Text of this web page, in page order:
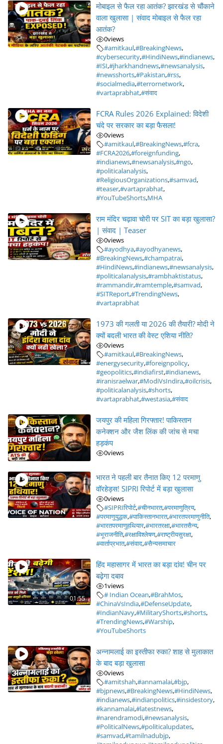
मोबाइल से फैल रहा आतंक? झारखंड से चौंकाने
वाला खुलासा | संवाद मोबाइल से फैल रहा
आतंक?
0views
#amitkaul,#BreakingNews,
#cybersecurity,#HindiNews,#indianews,
#ISI,#jharkhandnews,#newsanalysis,
#newsshorts,#Pakistan,#rss,
#socialmedia,#terrornetwork,
#vartaprabhat,#संवाद
FCRA Rules 2026 Explained: विदेशी
चंदे पर सरकार का बड़ा फैसला!
0views
#amitkaul,#BreakingNews,#fcra,
#FCRA2026,#foreignfunding,
#indianews,#newsanalysis,#ngo,
#politicalanalysis,
#ReligiousOrganizations,#samvad,
#teaser,#vartaprabhat,
#YouTubeShorts,MHA
राम मंदिर चढ़ावा चोरी पर SIT का बड़ा खुलासा?
| संवाद | Teaser
0views
#ayodhya,#ayodhyanews,
#BreakingNews,#champatrai,
#HindiNews,#indianews,#newsanalysis,
#politicalanalysis,#rambhaktistatus,
#rammandir,#ramtemple,#samvad,
#SITReport,#TrendingNews,
#vartaprabhat
1973 की गलती या 2026 की तैयारी? मोदी ने
क्यों बदली भारत की वेस्ट एशिया नीति?
0views
#amitkaul,#BreakingNews,
#energysecurity,#foreignpolicy,
#geopolitics,#indiafirst,#indianews,
#iranisraelwar,#ModiVsIndira,#oilcrisis,
#politicalanalysis,#shorts,
#vartaprabhat,#westasia,#संवाद
जयपुर की महिला गिरफ्तार! पाकिस्तान
कनेक्शन और जैश लिंक की जांच से मचा
हड़कंप
0views
भारत ने पहली बार तैनात किए 12 परमाणु
वॉरहेड्स! SIPRI रिपोर्ट में बड़ा खुलासा
0views
#SIPRIरिपोर्ट,#चीनभारत,#परमाणुत्रिय,
#परमाणुयुद्धक,#पाकिस्तानभारत,#भारतपरमाणुनीति,
#भारतपरमाणुहथियार,#भारतरक्षा,#भारतसैन्य,
#भूराजनीति,#रक्षाविश्लेषण,#राष्ट्रीयसुरक्षा,
#वार्ताप्रभात,#संवाद,#सैन्यसमाचार
01:55
हिंद महासागर में भारत का बड़ा दांव! चीन पर
बढ़ेगा दबाव
1views
# Indian Ocean,#BrahMos,
#ChinaVsIndia,#DefenseUpdate,
#IndianNavy,#MilitaryShorts,#shorts,
#TrendingNews,#Warship,
#YouTubeShorts
अन्नामलाई का इस्तीफा रुका? शाह से मुलाकात
के बाद बड़ा खुलासा
0views
#amitshah,#annamalai,#bjp,
#bjpnews,#BreakingNews,#HindiNews,
#indianews,#indianpolitics,#insidestory,
#kannamalai,#latestnews,
#narendramodi,#newsanalysis,
#PoliticalNews,#politicalupdates,
#samvad,#tamilnadubjp,